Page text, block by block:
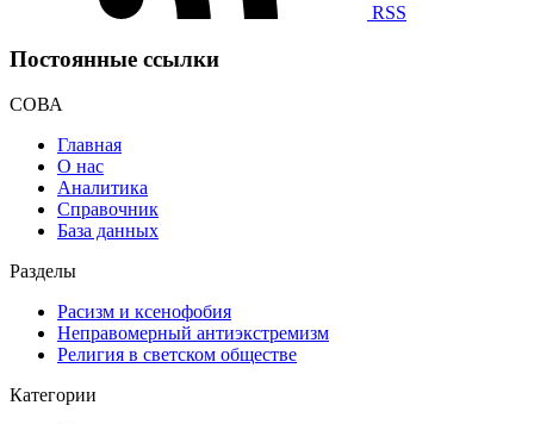
RSS
Постоянные ссылки
СОВА
Главная
О нас
Аналитика
Справочник
База данных
Разделы
Расизм и ксенофобия
Неправомерный антиэкстремизм
Религия в светском обществе
Категории